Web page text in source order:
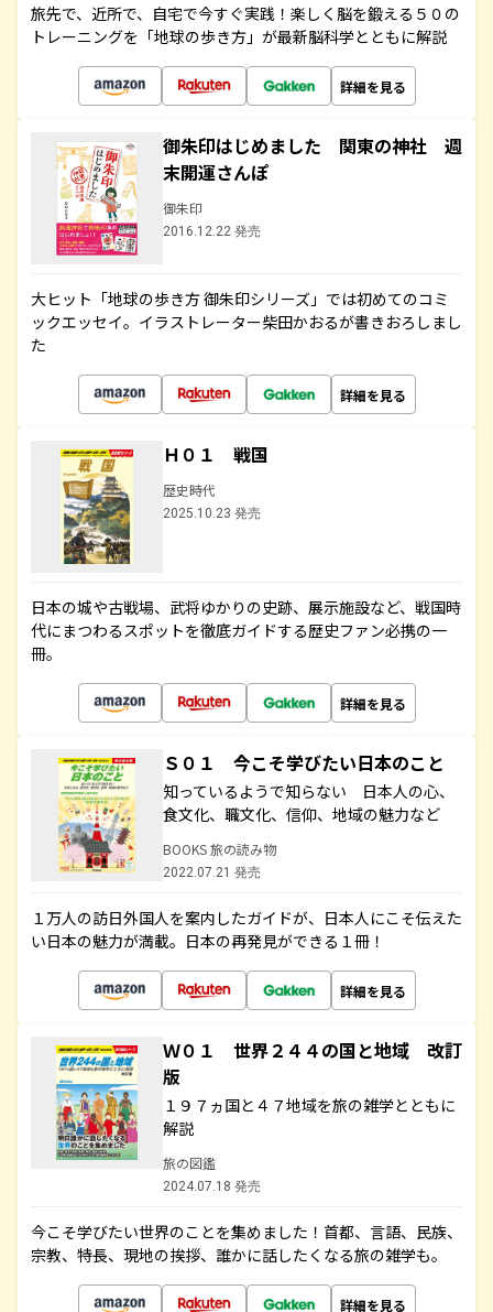
旅先で、近所で、自宅で今すぐ実践！楽しく脳を鍛える５０の
トレーニングを「地球の歩き方」が最新脳科学とともに解説
詳細を見る
御朱印はじめました 関東の神社 週
末開運さんぽ
御朱印
2016.12.22 発売
大ヒット「地球の歩き方 御朱印シリーズ」では初めてのコミ
ックエッセイ。イラストレーター柴田かおるが書きおろしまし
た
詳細を見る
Ｈ０１ 戦国
歴史時代
2025.10.23 発売
日本の城や古戦場、武将ゆかりの史跡、展示施設など、戦国時
代にまつわるスポットを徹底ガイドする歴史ファン必携の一
冊。
詳細を見る
Ｓ０１ 今こそ学びたい日本のこと
知っているようで知らない 日本人の心、
食文化、職文化、信仰、地域の魅力など
BOOKS 旅の読み物
2022.07.21 発売
１万人の訪日外国人を案内したガイドが、日本人にこそ伝えた
い日本の魅力が満載。日本の再発見ができる１冊！
詳細を見る
Ｗ０１ 世界２４４の国と地域 改訂
版
１９７ヵ国と４７地域を旅の雑学とともに
解説
旅の図鑑
2024.07.18 発売
今こそ学びたい世界のことを集めました！首都、言語、民族、
宗教、特長、現地の挨拶、誰かに話したくなる旅の雑学も。
詳細を見る